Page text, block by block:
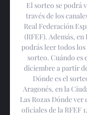
El sorteo se podrá
través de los
Real Federación
(RFEF). Además,
podrás leer todos
sorteo. Cuándo es
diciembre a partir
Dónde es el
Aragonés, en la
Las Rozas Dónde
oficiales de la RFEF